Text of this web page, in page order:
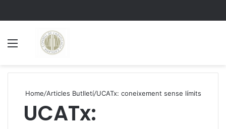
Home/Articles Butlletí/UCATx: coneixement sense límits
UCATx: